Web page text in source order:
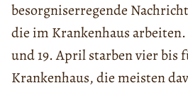
besorgniserregende
die im Krankenhaus arbeiten.
und 19. April starben vier bis
Krankenhaus, die meisten